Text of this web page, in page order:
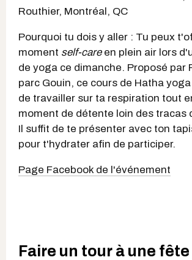
Routhier, Montréal, QC
Pourquoi tu dois y aller : Tu peux
moment self-careen plein air lors
de yoga ce dimanche. Proposé par
parc Gouin, ce cours de Hatha
de travailler sur ta respiration tout
moment de détente loin des tracas
Il suffit de te présenter avec ton
pour t'hydrater afin de participer.
Page Facebook de l'événement
Faire un tour à une fête